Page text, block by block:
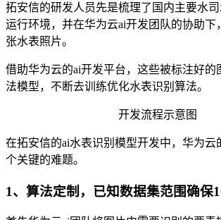
拓安信的研发人员先是梳理了国内主要⽔
运⾏环境，并在华为云ai开发团队的协助下
张水表照片。
借助华为云的ai开发平台，这些被标注好的
法模型，不断去训练优化水表识别算法。
开发流程示意图
在拓安信的ai水表识别模型开发中，华为云
个关键的难题。
1、算法定制，已知数据集范围确保